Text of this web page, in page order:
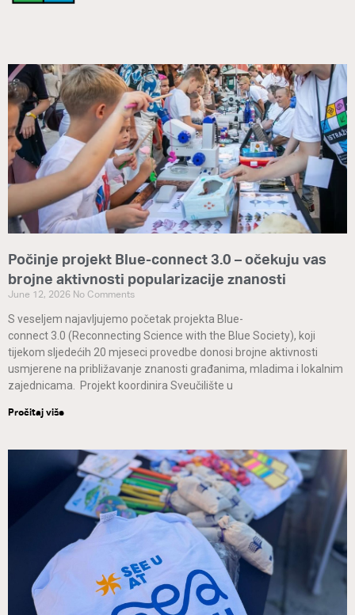
Počinje projekt Blue-connect 3.0 – očekuju vas
brojne aktivnosti popularizacije znanosti
June 12, 2026 No Comments
S veseljem najavljujemo početak projekta Blue-
connect 3.0 (Reconnecting Science with the Blue Society), koji
tijekom sljedećih 20 mjeseci provedbe donosi brojne aktivnosti
usmjerene na približavanje znanosti građanima, mladima i lokalnim
zajednicama. Projekt koordinira Sveučilište u
Pročitaj više